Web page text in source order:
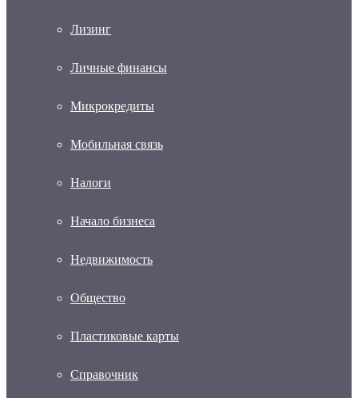
Лизинг
Личные финансы
Микрокредиты
Мобильная связь
Налоги
Начало бизнеса
Недвижимость
Общество
Пластиковые карты
Справочник